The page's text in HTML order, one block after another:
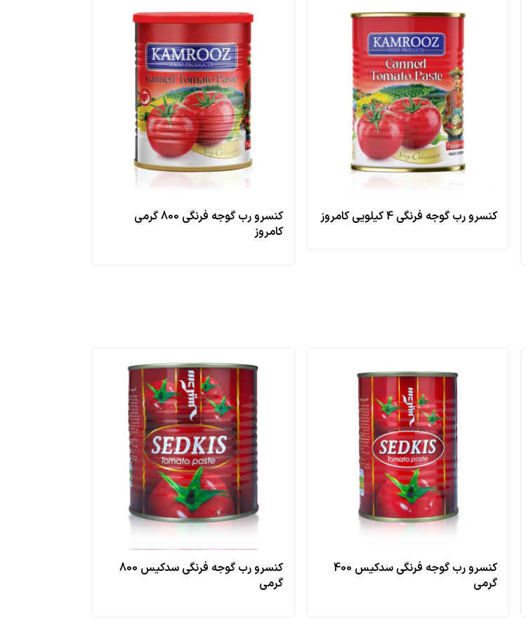
کنسرو رب گوجه فرنگی 4 کیلویی کامروز
کنسرو رب گوجه فرنگی 800 گرمی
کامروز
کنسرو رب گوجه فرنگی سدکیس 400
گرمی
کنسرو رب گوجه فرنگی سدکیس 800
گرمی